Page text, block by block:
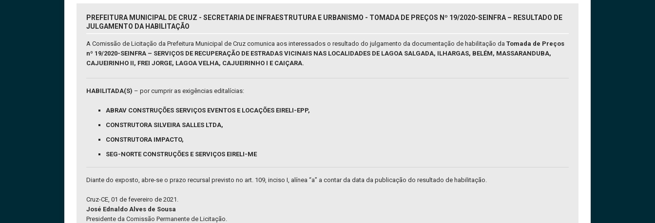
PREFEITURA MUNICIPAL DE CRUZ - SECRETARIA DE INFRAESTRUTURA E URBANISMO - TOMADA DE PREÇOS Nº 19/2020-SEINFRA – RESULTADO DE
JULGAMENTO DA HABILITAÇÃO
A Comissão de Licitação da Prefeitura Municipal de Cruz comunica aos interessados o resultado do julgamento da documentação de habilitação da Tomada de Preços
nº 19/2020-SEINFRA – SERVIÇOS DE RECUPERAÇÃO DE ESTRADAS VICINAIS NAS LOCALIDADES DE LAGOA SALGADA, ILHARGAS, BELÉM, MASSARANDUBA,
CAJUEIRINHO II, FREI JORGE, LAGOA VELHA, CAJUEIRINHO I E CAIÇARA.
HABILITADA(S) – por cumprir as exigências editalícias:
ABRAV CONSTRUÇÕES SERVIÇOS EVENTOS E LOCAÇÕES EIRELI-EPP,
CONSTRUTORA SILVEIRA SALLES LTDA,
CONSTRUTORA IMPACTO,
SEG-NORTE CONSTRUÇÕES E SERVIÇOS EIRELI-ME
Diante do exposto, abre-se o prazo recursal previsto no art. 109, inciso I, alínea “a” a contar da data da publicação do resultado de habilitação.
Cruz-CE, 01 de fevereiro de 2021.
José Ednaldo Alves de Sousa
Presidente da Comissão Permanente de Licitação.